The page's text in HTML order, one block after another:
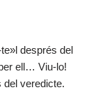
després del
ell… Viu-lo!
del veredicte.